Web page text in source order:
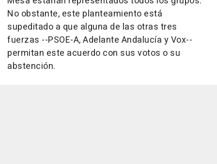
No obstante, este planteamiento está
supeditado a que alguna de las otras tres
fuerzas --PSOE-A, Adelante Andalucía y Vox--
permitan este acuerdo con sus votos o su
abstención.